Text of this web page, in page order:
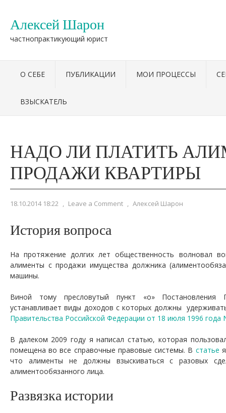
Алексей Шарон
частнопрактикующий юрист
О СЕБЕ ПУБЛИКАЦИИ МОИ ПРОЦЕССЫ
ВЗЫСКАТЕЛЬ
НАДО ЛИ ПЛАТИТЬ
ПРОДАЖИ КВАРТИРЫ
18.10.2014 18:22 , Leave a Comment , Алексей Шарон
История вопроса
На протяжение долгих лет общественность волновал
алименты с продажи имущества должника
машины.
Виной тому пресловутый пункт «о» Постановления
устанавливает виды доходов с которых должны
Правительства Российской Федерации от 18 июля 1996 года
В далеком 2009 году я написал статью, которая
помещена во все справочные правовые системы. В статье
что алименты не должны взыскиваться с разовых
алиментообязанного лица.
Развязка истории